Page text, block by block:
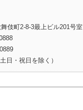
伎町2-8-3最上ビル201号室
日・祝日を除く）